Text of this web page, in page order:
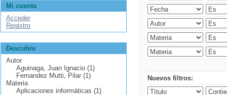
Nuevos filtros:
Mi cuenta
Acceder
Registro
Descubre
Autor
Aguinaga, Juan Ignacio (1)
Fernandez Mutti, Pilar (1)
Materia
Aplicaciones informáticas (1)